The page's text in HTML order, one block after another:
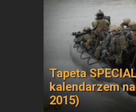
Tapeta
kalendarzem
2015)